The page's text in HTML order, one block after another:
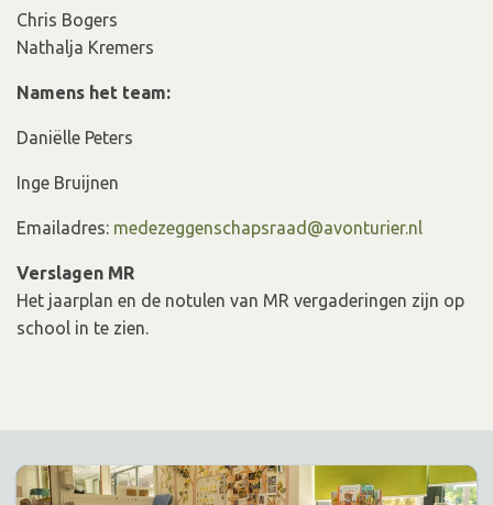
Chris Bogers
Nathalja Kremers
Namens het team:
Daniëlle Peters
Inge Bruijnen
Emailadres: medezeggenschapsraad@avonturier.nl
Verslagen MR
Het jaarplan en de notulen van MR vergaderingen zijn op
school in te zien.